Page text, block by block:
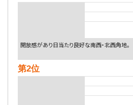
開放感があり日当たり良好な南西・北西角地
第2位